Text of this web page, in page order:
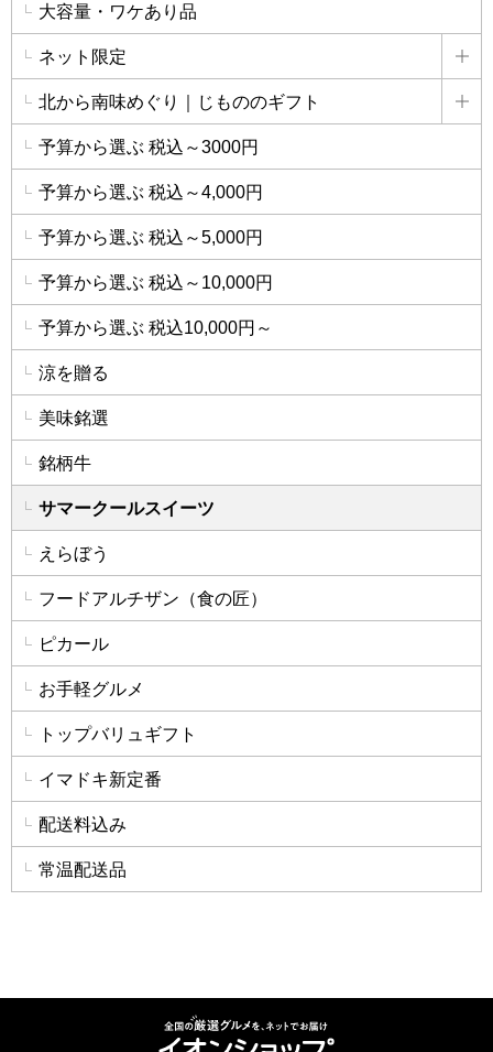
大容量・ワケあり品
ネット限定
詳
北から南味めぐり｜じもののギフト
詳
予算から選ぶ 税込～3000円
予算から選ぶ 税込～4,000円
予算から選ぶ 税込～5,000円
予算から選ぶ 税込～10,000円
予算から選ぶ 税込10,000円～
涼を贈る
美味銘選
銘柄牛
サマークールスイーツ
えらぼう
フードアルチザン（食の匠）
ピカール
お手軽グルメ
トップバリュギフト
イマドキ新定番
配送料込み
常温配送品